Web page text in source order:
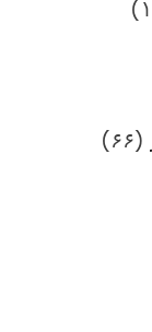
(۶۶)